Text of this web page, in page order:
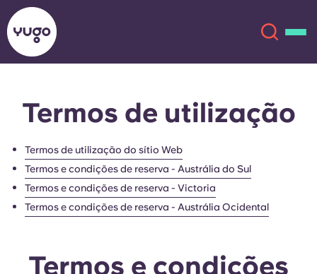
Sobre
Localizações
Mais
English (GB)
English (US)
Chinese Español
Italian French
Termos de utilização
Termos de utilização do sítio Web
Termos e condições de reserva - Austrália do Sul
Termos e condições de reserva - Victoria
Termos e condições de reserva - Austrália Ocidental
Termos e condições